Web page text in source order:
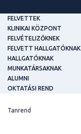
FELVETTEK
KLINIKAI KÖZPONT
FELVÉTELIZŐKNEK
FELVETT HALLGATÓKNAK
HALLGATÓKNAK
MUNKATÁRSAKNAK
ALUMNI
OKTATÁSI REND
Tanrend